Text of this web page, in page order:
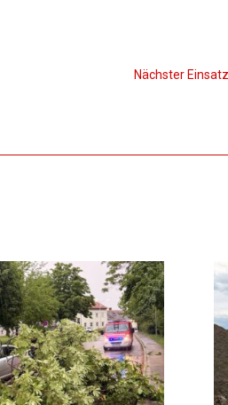
Nächster Einsatz